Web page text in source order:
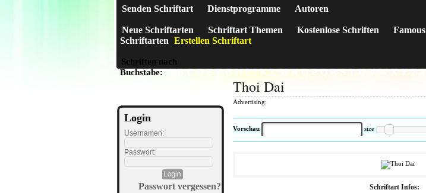
Senden Schriftart Dienstprogramme Autoren
Neue Schriftarten Schriftart Themen Kostenlose Schriften
Famous
Schriftarten Erstellen Schriftart
Schriften nach
Buchstabe: A B C D E F G H I J K L M N O P Q R S T U V W X Y Z #
Login
Usernamen:
Passwort:
Passwort vergessen?
Thoi Dai
Advertising:
Vorschau size
Schriftart Infos: